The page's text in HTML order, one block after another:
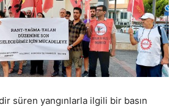
süren yangınlarla ilgili bir basın